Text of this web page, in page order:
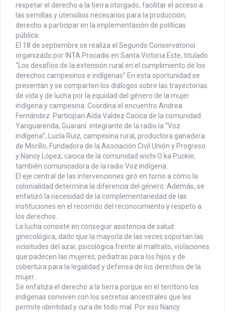
respetar el derecho a la tierra otorgado, facilitar el acceso a
las semillas y utensilios necesarios para la producción,
derecho a participar en la implementación de políticas
pública.
El 18 de septiembre se realiza el Segundo Conservatorioi
organizado por INTA Procadis en Santa Victoria Este, titulado
“Los desafíos de la extensión rural en el cumplimiento de los
derechos campesinos e indígenas” En esta oportunidad se
presentan y se comparten los diálogos sobre las trayectorias
de vida y de lucha por la equidad del género de la mujer
indígena y campesina. Coordina el encuentro Andrea
Fernández. Participan Aída Valdez Cacica de la comunidad
Yariguarenda, Guaraní. integrante de la radio la “Voz
indígena”, Lucía Ruiz, campesina rural, productora ganadera
de Morillo, Fundadora de la Asociación Civil Unión y Progreso
y Nancy López, cacica de la comunidad wichi O ka Puckie,
también comunicadora de la radio Voz indígena.
El eje central de las intervenciones giró en torno a cómo la
colonialidad determina la diferencia del género. Además, se
enfatizó la necesidad de la complementariedad de las
instituciones en el recorrido del reconocimiento y respeto a
los derechos.
La lucha consiste en conseguir asistencia de salud
ginecológica, dado que la mayoría de las veces soportan las
vicisitudes del azar, psicológica frente al maltrato, violaciones
que padecen las mujeres, pediatras para los hijos y de
cobertura para la legalidad y defensa de los derechos de la
mujer.
Se enfatiza el derecho a la tierra porque en el territorio los
indígenas conviven con los secretos ancestrales que les
permite identidad y cura de todo mal. Por eso Nancy